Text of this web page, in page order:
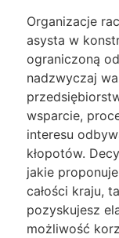
Organizacje
asysta w
ograniczoną
nadzwyczaj
wsparcie,
interesu
kłopotów.
jakie
całości kraju,
pozyskujesz
możliwość